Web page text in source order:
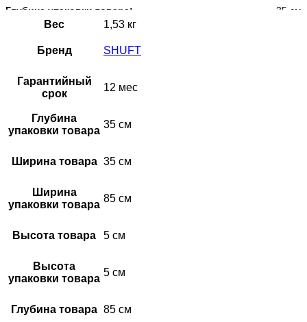
Глубина упаковки товара: 35 см
Масса товара (нетто):
Масса товара с упаковкой
Материал корпуса:
Набор крепежных элементов в
комплекте:
соответствие:
вентиляции, кондиционирования и воздушного
отопления.
Область применения:
Поверхность:
Серия:
Срок службы:
Температурный диапазон
эксплуатации:
Вес 1,53 кг
Бренд SHUFT
Гарантийный
срок
12 мес
Глубина
упаковки товара
35 см
Ширина товара 35 см
Ширина
упаковки товара
85 см
Высота товара 5 см
Высота
упаковки товара
5 см
Глубина товара 85 см